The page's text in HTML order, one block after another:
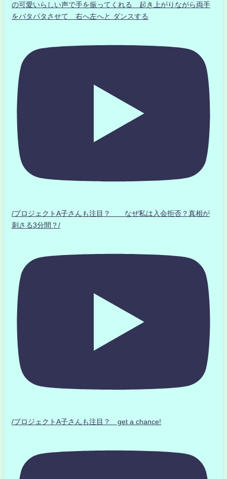
の可愛いらしい声で手を振ってくれる 起き上がりながら両手
をパタパタさせて 右へ左へと ダンスする
/プロジェクトA子さんも注目？ なぜ私は入会拒否？真相が
刺さる3分間？/
/プロジェクトA子さんも注目？ get a chance!